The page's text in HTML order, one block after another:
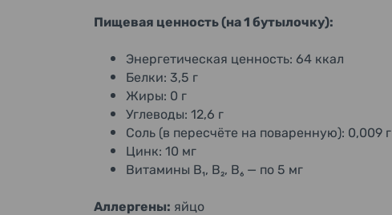
Пищевая ценность (на 1 бутылочку):
Энергетическая ценность: 64 ккал
Белки: 3,5 г
Жиры: 0 г
Углеводы: 12,6 г
Соль (в пересчёте на поваренную): 0,009 г
Цинк: 10 мг
Витамины B₁, B₂, B₆ — по 5 мг
Аллергены: яйцо